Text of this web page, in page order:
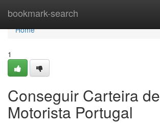
bookmark-search
Home
Home
1
Conseguir Carteira de
Motorista Portugal